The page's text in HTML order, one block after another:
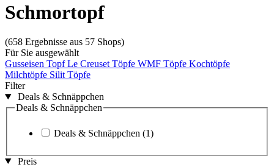
Schmortopf
(658 Ergebnisse aus 57 Shops)
Für Sie ausgewählt
Gusseisen TopfLe Creuset Töpfe WMF Töpfe Kochtöpfe
Milchtöpfe Silit Töpfe
Filter
Deals & Schnäppchen
Deals & Schnäppchen
Deals & Schnäppchen (1)
Preis